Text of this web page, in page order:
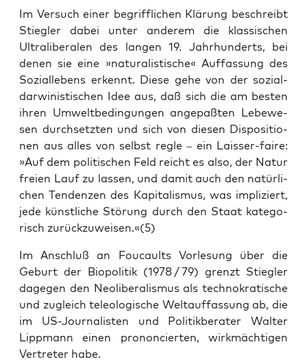
Im Ver­such einer begriff­li­chen Klä­rung beschreibt
Stiegler dabei unter ande­rem die klas­si­schen
Ultra­li­be­ra­len des lan­gen 19. Jahr­hun­derts, bei
denen sie eine »natu­ra­lis­ti­sche« Auf­fas­sung des
Sozi­al­le­bens erkennt. Die­se gehe von der sozi­al­
dar­wi­nis­ti­schen Idee aus, daß sich die am bes­ten
ihren Umwelt­be­din­gun­gen ange­paß­ten Lebe­we­
sen durch­setz­ten und sich von die­sen Dis­po­si­tio­
nen aus alles von selbst reg­le – ein Lais­ser-fai­re:
»Auf dem poli­ti­schen Feld reicht es also, der Natur
frei­en Lauf zu las­sen, und damit auch den natür­li­
chen Ten­den­zen des Kapi­ta­lis­mus, was impli­ziert,
jede künst­li­che Stö­rung durch den Staat kate­go­
risch zurückzuweisen.«(5)
Im Anschluß an Fou­caults Vor­le­sung über die
Geburt der Bio­po­li­tik (1978 / 79) grenzt Stiegler
dage­gen den Neo­li­be­ra­lis­mus als tech­no­kra­ti­sche
und zugleich teleo­lo­gi­sche Welt­auf­fas­sung ab, die
im US-Jour­na­lis­ten und Poli­tik­be­ra­ter Wal­ter
Lipp­mann einen pro­non­cier­ten, wirk­mäch­ti­gen
Ver­tre­ter habe.